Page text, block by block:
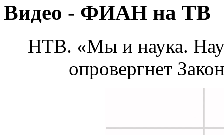
Видео - ФИАН на ТВ
НТВ. «Мы и наука.
опровергнет